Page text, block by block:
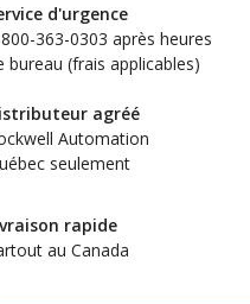
d'urgence
363-0303 après heures
bureau (frais applicables)
agréé
Automation
seulement
rapide
au Canada